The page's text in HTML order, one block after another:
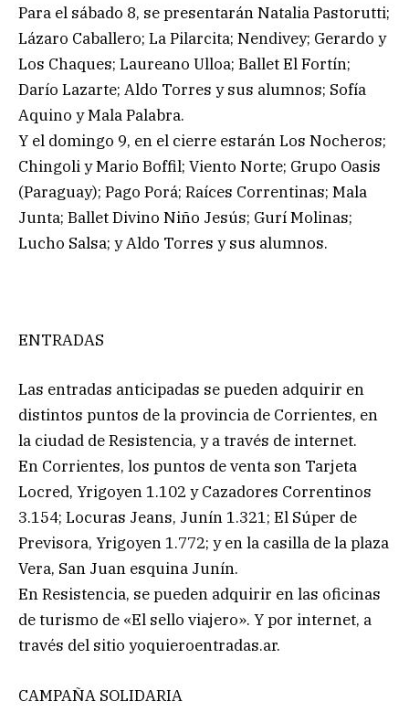
Para el sábado 8, se presentarán Natalia Pastorutti;
Lázaro Caballero; La Pilarcita; Nendivey; Gerardo y
Los Chaques; Laureano Ulloa; Ballet El Fortín;
Darío Lazarte; Aldo Torres y sus alumnos; Sofía
Aquino y Mala Palabra.
Y el domingo 9, en el cierre estarán Los Nocheros;
Chingoli y Mario Boffil; Viento Norte; Grupo Oasis
(Paraguay); Pago Porá; Raíces Correntinas; Mala
Junta; Ballet Divino Niño Jesús; Gurí Molinas;
Lucho Salsa; y Aldo Torres y sus alumnos.
ENTRADAS
Las entradas anticipadas se pueden adquirir en
distintos puntos de la provincia de Corrientes, en
la ciudad de Resistencia, y a través de internet.
En Corrientes, los puntos de venta son Tarjeta
Locred, Yrigoyen 1.102 y Cazadores Correntinos
3.154; Locuras Jeans, Junín 1.321; El Súper de
Previsora, Yrigoyen 1.772; y en la casilla de la plaza
Vera, San Juan esquina Junín.
En Resistencia, se pueden adquirir en las oficinas
de turismo de «El sello viajero». Y por internet, a
través del sitio yoquieroentradas.ar.
CAMPAÑA SOLIDARIA